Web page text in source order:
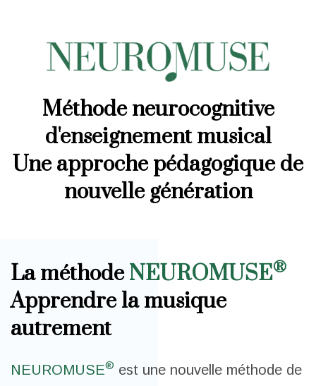
Méthode neurocognitive
d'enseignement musical
Une approche pédagogique de
nouvelle génération
La méthodeNEUROMUSE®
Apprendre la musique
autrement
NEUROMUSE® est une nouvelle méthode de